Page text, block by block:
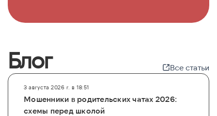
Блог Все статьи
3 августа 2026 г. в 18:51
Мошенники в родительских чатах 2026:
схемы перед школой